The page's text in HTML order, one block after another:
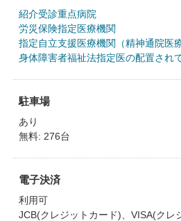
紹介受診重点病院
労災保険指定医療機関
指定自立支援医療機関（精神通院医療
身体障害者福祉法指定医の配置され
駐車場
あり
無料: 276台
電子決済
利用可
JCB(クレジットカード)、VISA(クレ